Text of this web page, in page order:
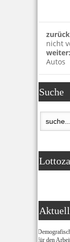
nicht
weiter:
Autos
Suche
für den